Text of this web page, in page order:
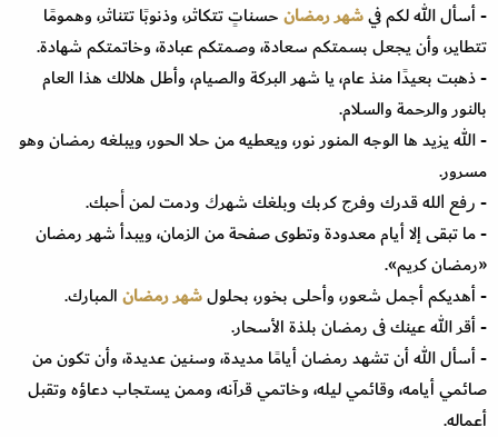
- أسأل الله لكم فيشهر رمضانحسناتٍ تتكاثر، وذنوبًا تتناثر، وهمومًا
تتطاير، وأن يجعل بسمتكم سعادة، وصمتكم عبادة، وخاتمتكم شهادة.
- ذهبت بعيدًا منذ عام، يا شهر البركة والصيام، وأطل هلالك هذا العام
بالنور والرحمة والسلام.
- الله يزيد ها الوجه المنور نور، ويعطيه من حلا الحور، ويبلغه رمضان وهو
مسرور.
- ﺭﻓﻊ ﺍﻟﻠﻪ قدرك ﻭﻓﺮﺝ كربك ﻭبلغك ﺷﻬﺮﻙ ﻭﺩمت ﻟﻤﻦ ﺃحبك.
- ما تبقى إلا أيام معدودة وتطوى صفحة من الزمان، ويبدأ شهر رمضان
«رمضان كريم».
- أهديكم أجمل شعور، وأحلى بخور، بحلولشهر رمضانالمبارك.
- أقر الله عينك فى رمضان بلذة الأسحار.
- أسأل الله أن تشهد رمضان أيامًا مديدة، وسنين عديدة، وأن تكون من
صائمي أيامه، وقائمي ليله، وخاتمي قرآنه، وممن يستجاب دعاؤه وتقبل
أعماله.